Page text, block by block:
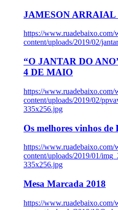
JAMESON ARRAIAL
https://www.ruadebaixo.com/
content/uploads/2019/02/
“O JANTAR DO
4 DE MAIO
https://www.ruadebaixo.com/
content/uploads/2019/02/
335x256.jpg
Os melhores vinhos de
https://www.ruadebaixo.com/
content/uploads/2019/01/
335x256.jpg
Mesa Marcada 2018
https://www.ruadebaixo.com/